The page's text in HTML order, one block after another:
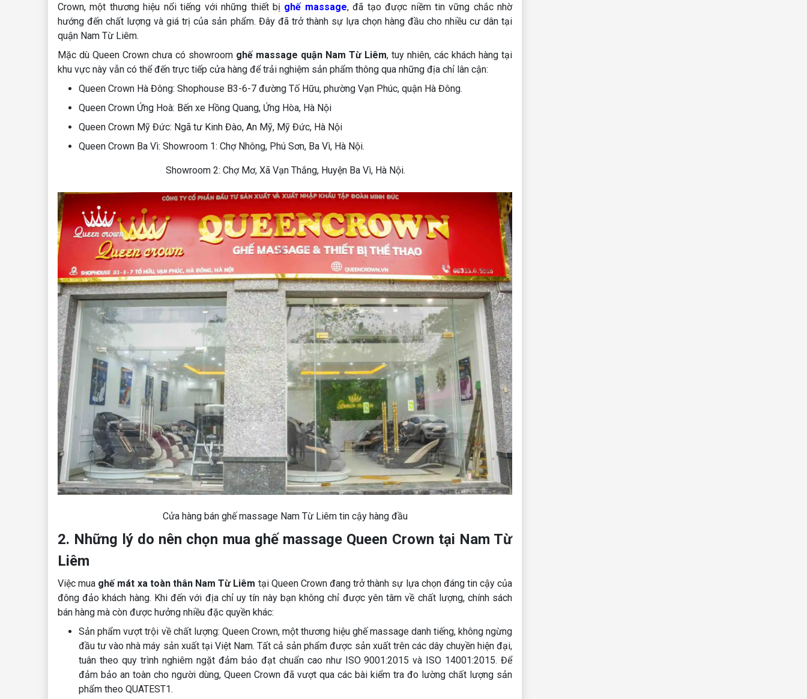
Crown, một thương hiệu nổi tiếng với những thiết bị ghế massage, đã tạo được niềm tin vững chắc nhờ
hướng đến chất lượng và giá trị của sản phẩm. Đây đã trở thành sự lựa chọn hàng đầu cho nhiều cư dân tại
quận Nam Từ Liêm.
Mặc dù Queen Crown chưa có showroom ghế massage quận Nam Từ Liêm, tuy nhiên, các khách hàng tại
khu vực này vẫn có thể đến trực tiếp cửa hàng để trải nghiệm sản phẩm thông qua những địa chỉ lân cận:
Queen Crown Hà Đông: Shophouse B3-6-7 đường Tố Hữu, phường Vạn Phúc, quận Hà Đông.
Queen Crown Ứng Hoà: Bến xe Hồng Quang, Ứng Hòa, Hà Nội
Queen Crown Mỹ Đức: Ngã tư Kinh Đào, An Mỹ, Mỹ Đức, Hà Nội
Queen Crown Ba Vì: Showroom 1: Chợ Nhông, Phú Sơn, Ba Vì, Hà Nội.
Showroom 2: Chợ Mơ, Xã Vạn Thắng, Huyện Ba Vì, Hà Nội.
Cửa hàng bán ghế massage Nam Từ Liêm tin cậy hàng đầu
2. Những lý do nên chọn mua ghế massage Queen Crown tại Nam Từ
Liêm
Việc mua ghế mát xa toàn thân Nam Từ Liêm tại Queen Crown đang trở thành sự lựa chọn đáng tin cậy của
đông đảo khách hàng. Khi đến với địa chỉ uy tín này bạn không chỉ được yên tâm về chất lượng, chính sách
bán hàng mà còn được hưởng nhiều đặc quyền khác:
Sản phẩm vượt trội về chất lượng: Queen Crown, một thương hiệu ghế massage danh tiếng, không ngừng
đầu tư vào nhà máy sản xuất tại Việt Nam. Tất cả sản phẩm được sản xuất trên các dây chuyền hiện đại,
tuân theo quy trình nghiêm ngặt đảm bảo đạt chuẩn cao như ISO 9001:2015 và ISO 14001:2015. Để
đảm bảo an toàn cho người dùng, Queen Crown đã vượt qua các bài kiểm tra đo lường chất lượng sản
phẩm theo QUATEST1.